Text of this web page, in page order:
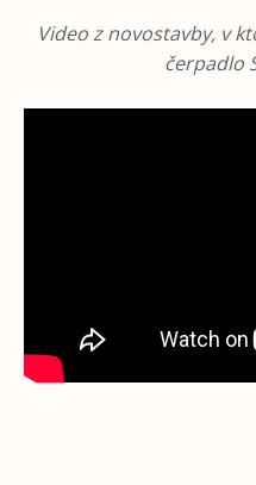
Video z novostavby, v
čerpadlo